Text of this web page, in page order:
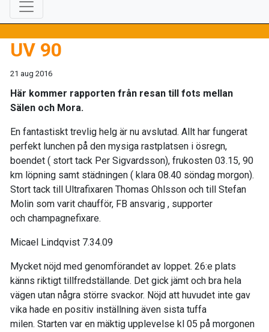
UV 90
21 aug 2016
Här kommer rapporten från resan till fots mellan
Sälen och Mora.
En fantastiskt trevlig helg är nu avslutad. Allt har fungerat
perfekt lunchen på den mysiga rastplatsen i ösregn,
boendet ( stort tack Per Sigvardsson), frukosten 03.15, 90
km löpning samt städningen ( klara 08.40 söndag morgon).
Stort tack till Ultrafixaren Thomas Ohlsson och till Stefan
Molin som varit chaufför, FB ansvarig , supporter
och champagnefixare.
Micael Lindqvist 7.34.09
Mycket nöjd med genomförandet av loppet. 26:e plats
känns riktigt tillfredställande. Det gick jämt och bra hela
vägen utan några större svackor. Nöjd att huvudet inte gav
vika hade en positiv inställning även sista tuffa
milen. Starten var en mäktig upplevelse kl 05 på morgonen